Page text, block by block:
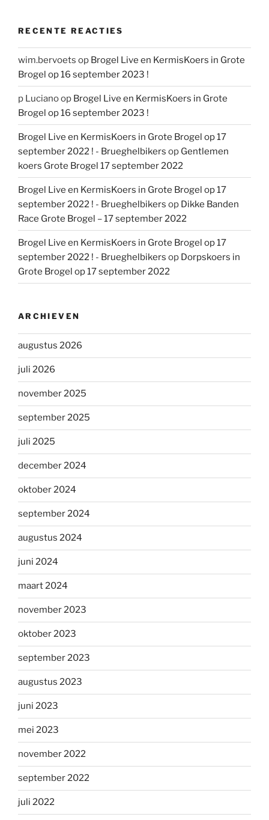
RECENTE REACTIES
wim.bervoets op Brogel Live en KermisKoers in Grote
Brogel op 16 september 2023 !
p Lucianoop Brogel Live en KermisKoers in Grote
Brogel op 16 september 2023 !
Brogel Live en KermisKoers in Grote Brogel op 17
september 2022 ! - Brueghelbikers op Gentlemen
koers Grote Brogel 17 september 2022
Brogel Live en KermisKoers in Grote Brogel op 17
september 2022 ! - Brueghelbikers op Dikke Banden
Race Grote Brogel – 17 september 2022
Brogel Live en KermisKoers in Grote Brogel op 17
september 2022 ! - Brueghelbikers op Dorpskoers in
Grote Brogel op 17 september 2022
ARCHIEVEN
augustus 2026
juli 2026
november 2025
september 2025
juli 2025
december 2024
oktober 2024
september 2024
augustus 2024
juni 2024
maart 2024
november 2023
oktober 2023
september 2023
augustus 2023
juni 2023
mei 2023
november 2022
september 2022
juli 2022